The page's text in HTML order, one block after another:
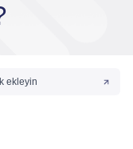
ekleyin